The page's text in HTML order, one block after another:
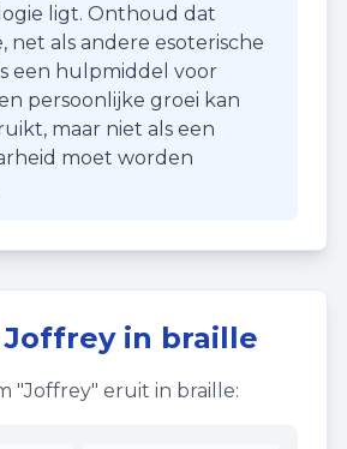
ligt. Onthoud dat
net als andere esoterische
een hulpmiddel voor
persoonlijke groei kan
maar niet als een
moet worden
Joffreyin braille
"Joffrey" eruit in braille: